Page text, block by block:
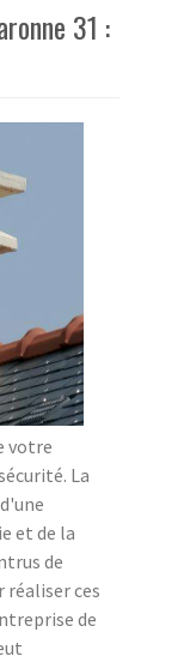
31 :
votre
La
et de la
de
réaliser ces
de